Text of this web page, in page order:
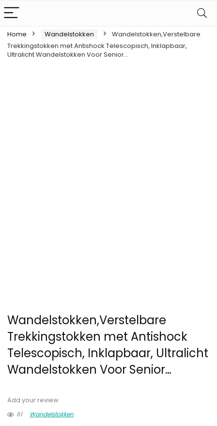
Home Wandelstokken
Wandelstokken,Verstelbare
Trekkingstokken met Antishock Telescopisch, Inklapbaar,
Ultralicht Wandelstokken Voor Senior…
Wandelstokken,Verstelbare
Trekkingstokken met Antishock
Telescopisch, Inklapbaar, Ultralicht
Wandelstokken Voor Senior…
Add your review
61
Wandelstokken